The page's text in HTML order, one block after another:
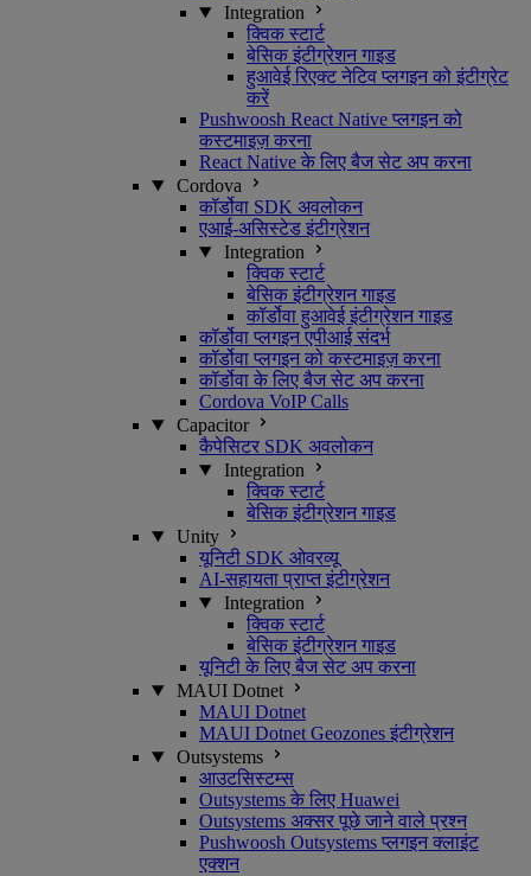
Integration
क्विक स्टार्ट
बेसिक इंटीग्रेशन गाइड
हुआवेई रिएक्ट नेटिव प्लगइन को इंटीग्रेट
करें
Pushwoosh React Native प्लगइन को
कस्टमाइज़ करना
React Native के लिए बैज सेट अप करना
Cordova
कॉर्डोवा SDK अवलोकन
एआई-असिस्टेड इंटीग्रेशन
Integration
क्विक स्टार्ट
बेसिक इंटीग्रेशन गाइड
कॉर्डोवा हुआवेई इंटीग्रेशन गाइड
कॉर्डोवा प्लगइन एपीआई संदर्भ
कॉर्डोवा प्लगइन को कस्टमाइज़ करना
कॉर्डोवा के लिए बैज सेट अप करना
Cordova VoIP Calls
Capacitor
कैपेसिटर SDK अवलोकन
Integration
क्विक स्टार्ट
बेसिक इंटीग्रेशन गाइड
Unity
यूनिटी SDK ओवरव्यू
AI-सहायता प्राप्त इंटीग्रेशन
Integration
क्विक स्टार्ट
बेसिक इंटीग्रेशन गाइड
यूनिटी के लिए बैज सेट अप करना
MAUI Dotnet
MAUI Dotnet
MAUI Dotnet Geozones इंटीग्रेशन
Outsystems
आउटसिस्टम्स
Outsystems के लिए Huawei
Outsystems अक्सर पूछे जाने वाले प्रश्न
Pushwoosh Outsystems प्लगइन क्लाइंट
एक्शन